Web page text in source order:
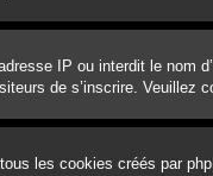
IP ou interdit le
de s’inscrire. Veuillez
tous les cookies créés par